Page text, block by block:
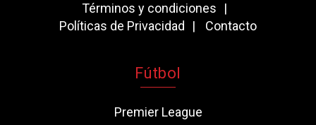
Términos y condiciones
Políticas de Privacidad
Contacto
Fútbol
Premier League